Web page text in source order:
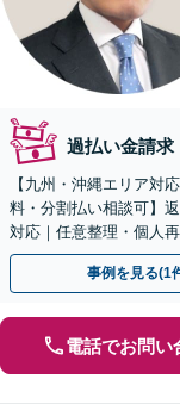
過払い金請求
【九州・沖縄エリア対
料・分割払い相談可】
対応｜任意整理・個人
士歴10年以上】
事例を見る(1
電話でお問い